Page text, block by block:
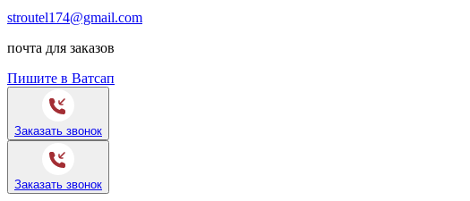
stroutel174@gmail.com
почта для заказов
Пишите в Ватсап
Заказать звонок
Заказать звонок